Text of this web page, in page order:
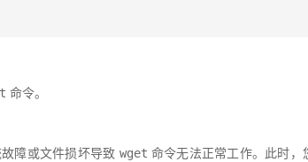
命令。
障或文件损坏导致 wget 命令无法正常工作。此时，